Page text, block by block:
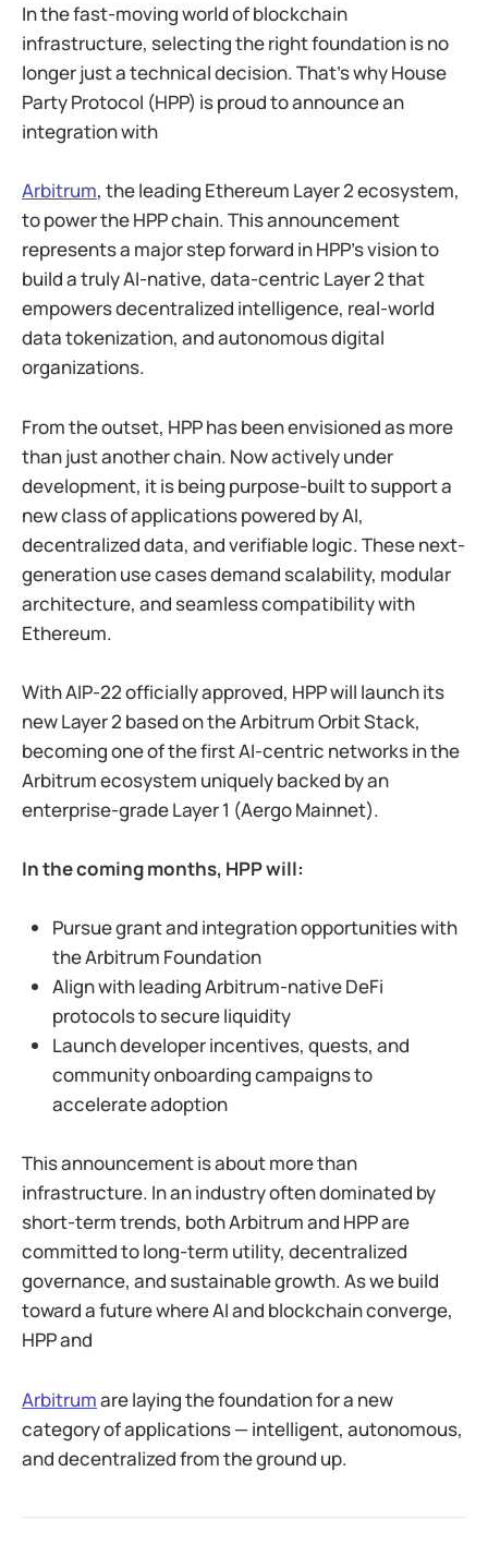
In the fast-moving world of blockchain
infrastructure, selecting the right foundation is no
longer just a technical decision. That’s why House
Party Protocol (HPP) is proud to announce an
integration with
Arbitrum, the leading Ethereum Layer 2 ecosystem,
to power the HPP chain. This announcement
represents a major step forward in HPP’s vision to
build a truly AI-native, data-centric Layer 2 that
empowers decentralized intelligence, real-world
data tokenization, and autonomous digital
organizations.
From the outset, HPP has been envisioned as more
than just another chain. Now actively under
development, it is being purpose-built to support a
new class of applications powered by AI,
decentralized data, and verifiable logic. These next-
generation use cases demand scalability, modular
architecture, and seamless compatibility with
Ethereum.
With AIP-22 officially approved, HPP will launch its
new Layer 2 based on the Arbitrum Orbit Stack,
becoming one of the first AI-centric networks in the
Arbitrum ecosystem uniquely backed by an
enterprise-grade Layer 1 (Aergo Mainnet).
In the coming months, HPP will:
Pursue grant and integration opportunities with
the Arbitrum Foundation
Align with leading Arbitrum-native DeFi
protocols to secure liquidity
Launch developer incentives, quests, and
community onboarding campaigns to
accelerate adoption
This announcement is about more than
infrastructure. In an industry often dominated by
short-term trends, both Arbitrum and HPP are
committed to long-term utility, decentralized
governance, and sustainable growth. As we build
toward a future where AI and blockchain converge,
HPP and
Arbitrumare laying the foundation for a new
category of applications — intelligent, autonomous,
and decentralized from the ground up.